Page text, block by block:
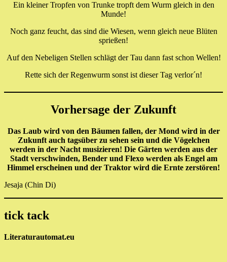
Ein kleiner Tropfen von Trunke tropft dem Wurm gleich in den
Munde!
Noch ganz feucht, das sind die Wiesen, wenn gleich neue Blüten
sprießen!
Auf den Nebeligen Stellen schlägt der Tau dann fast schon Wellen!
Rette sich der Regenwurm sonst ist dieser Tag verlor´n!
Vorhersage der Zukunft
Das Laub wird von den Bäumen fallen, der Mond wird in der
Zukunft auch tagsüber zu sehen sein und die Vögelchen
werden in der Nacht musizieren! Die Gärten werden aus der
Stadt verschwinden, Bender und Flexo werden als Engel am
Himmel erscheinen und der Traktor wird die Ernte zerstören!
Jesaja (Chin Di)
tick tack
Literaturautomat.eu